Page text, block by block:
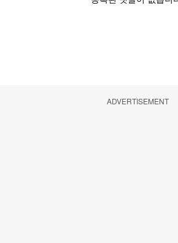
ADVERTISEMENT